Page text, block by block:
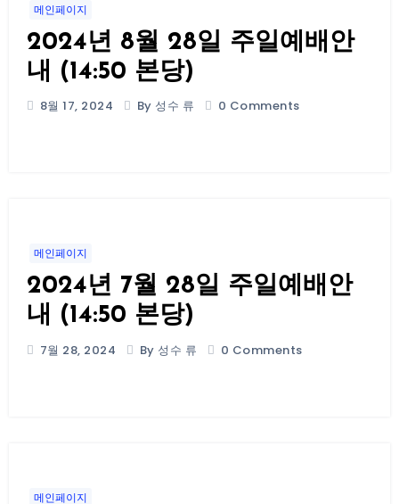
메인페이지
2024년 8월 28일 주일예배안
내 (14:50 본당)
8월 17, 2024 By 성수 류 0 Comments
메인페이지
2024년 7월 28일 주일예배안
내 (14:50 본당)
7월 28, 2024 By 성수 류 0 Comments
메인페이지